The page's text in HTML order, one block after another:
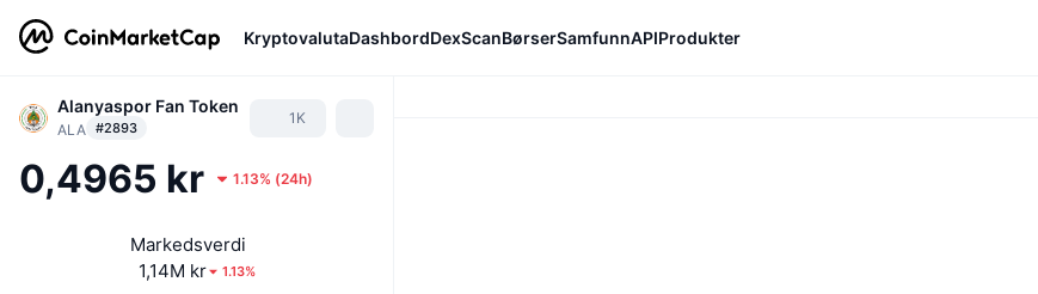
KryptovalutaDashbordDexScanBørserSamfunnAPIProdukter
Alanyaspor Fan Token
ALA #2893
1K
0,4965 kr 1.13% (24h)
Markedsverdi
1,14M kr
1.13%